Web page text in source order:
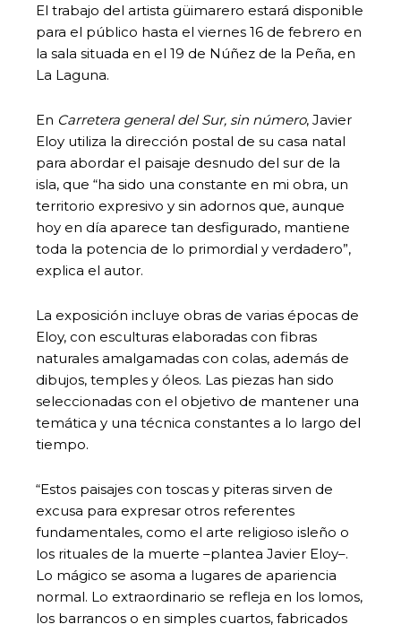
El trabajo del artista güimarero estará disponible
para el público hasta el viernes 16 de febrero en
la sala situada en el 19 de Núñez de la Peña, en
La Laguna.
En Carretera general del Sur, sin número, Javier
Eloy utiliza la dirección postal de su casa natal
para abordar el paisaje desnudo del sur de la
isla, que “ha sido una constante en mi obra, un
territorio expresivo y sin adornos que, aunque
hoy en día aparece tan desfigurado, mantiene
toda la potencia de lo primordial y verdadero”,
explica el autor.
La exposición incluye obras de varias épocas de
Eloy, con esculturas elaboradas con fibras
naturales amalgamadas con colas, además de
dibujos, temples y óleos. Las piezas han sido
seleccionadas con el objetivo de mantener una
temática y una técnica constantes a lo largo del
tiempo.
“Estos paisajes con toscas y piteras sirven de
excusa para expresar otros referentes
fundamentales, como el arte religioso isleño o
los rituales de la muerte –plantea Javier Eloy–.
Lo mágico se asoma a lugares de apariencia
normal. Lo extraordinario se refleja en los lomos,
los barrancos o en simples cuartos, fabricados